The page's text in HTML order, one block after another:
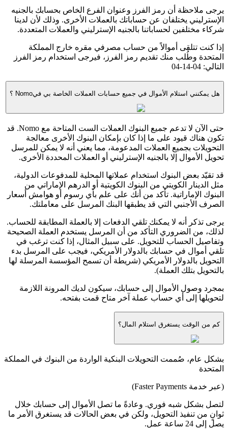
يرجى ملاحظة أن رمز الفرز وعنوان الفرع الخاص بحسابك بالجنيه
الإسترليني يختلفان عن حساباتك بالعملات الأخرى. وذلك لأن لدينا
شركاء مختلفين لحساباتنا بالجنيه الإسترليني والعملات المتعددة.
إذا كنت تتلقى أموالاً من حساب مصرفي مقره خارج المملكة
المتحدة وطُلب منك تقديم رمز الفرز، فيرجى استخدام رمز الفرز
التالي: 04-14-04
هل يمكنني استلام الأموال في جميع حسابات العملات الخاصة بي فيNomo ؟
حتى الآن لا تدعم جميع البنوك العملات الست المتاحة مع Nomo. قد
تكون هناك قيود على ما إذا كان بإمكان البنوك الأخرى معالجة
التحويلات بجميع العملات المدعومة، مما يعني أنه لا يمكن للمرسل
تحويل الأموال إلا بالجنيه الإسترليني أو العملات المحددة الأخرى.
قد تقيّد بعض البنوك استخدام عملاتها المحلية للمدفوعات الدولية،
مثل الدينار الكويتي من البنوك الكويتية أو الدرهم الإماراتي من
البنوك الإماراتية. تأكد من أنك على علم بأي رسوم أو هوامش أسعار
الصرف الأجنبي التي قد يطبقها البنك المرسل على معاملتك.
يرجى تذكر أنه لا يمكنك تلقي الدفعات إلا بالعملة المطابقة للحساب.
لذلك، من الضروري التأكد من أن المرسل يستخدم العملة الصحيحة
وتفاصيل الحساب للتحويل. على سبيل المثال، إذا كنت ترغب في
تلقي أموال في حسابك بالدولار الأمريكي، فيجب على المرسل بدء
التحويل بالدولار الأمريكي (شريطة أن تسمح المؤسسة المرسلة لها
بالتحويل بتلك العملة).
بمجرد وصول الأموال إلى حسابك، سيكون لديك المرونة اللازمة
لتحويلها إلى أي حساب عملة آخر متاح قمت بفتحه.
كم من الوقت يستغرق استلام المال؟
بشكل عام، صُممت التحويلات البنكية الواردة من البنوك في المملكة
المتحدة
(عبر خدمة Faster Payments)
لتصل بشكل شبه فوري. وعادةً ما تصل الأموال إلى حسابك خلال
ثوانٍ من تنفيذ التحويل، ولكن في بعض الحالات قد يستغرق الأمر ما
يصل إلى 24 ساعة عمل.